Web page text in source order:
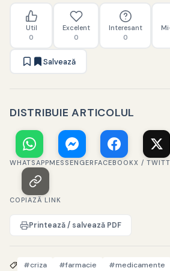
Util
0
Excelent
0
Interesant
0
Salvează
DISTRIBUIE ARTICOLUL
WHATSAPPMESSENGERFACEBOOKX /
COPIAZĂ LINK
Printează / salvează PDF
#criza #farmacie #medicamente